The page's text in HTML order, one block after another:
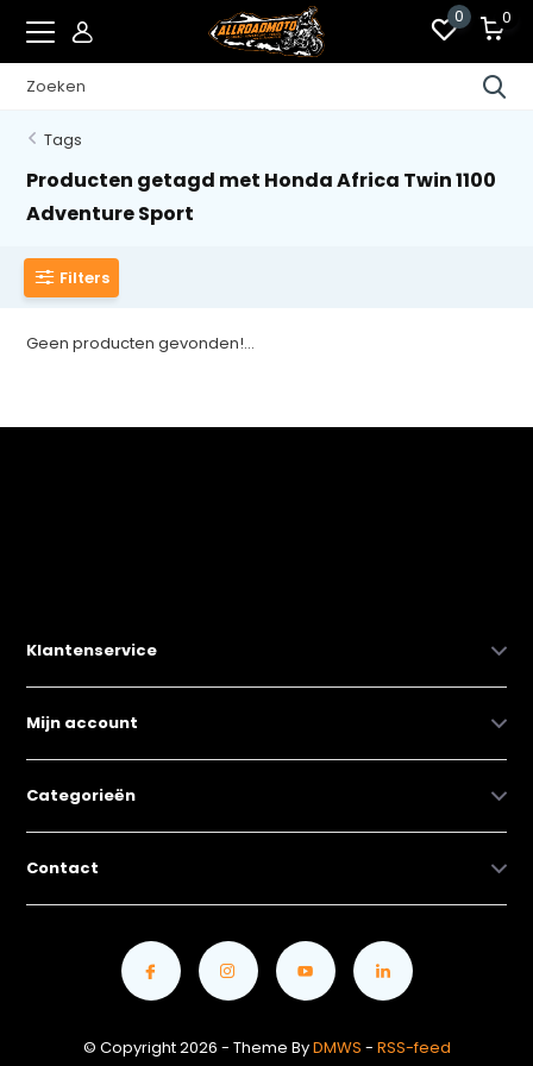
0 0
Tags
Producten getagd met Honda Africa Twin 1100
Adventure Sport
Filters
Geen producten gevonden!...
Klantenservice
Mijn account
Categorieën
Contact
© Copyright 2026 - Theme ByDMWS - RSS-feed